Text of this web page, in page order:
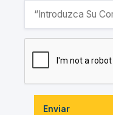
Enviar